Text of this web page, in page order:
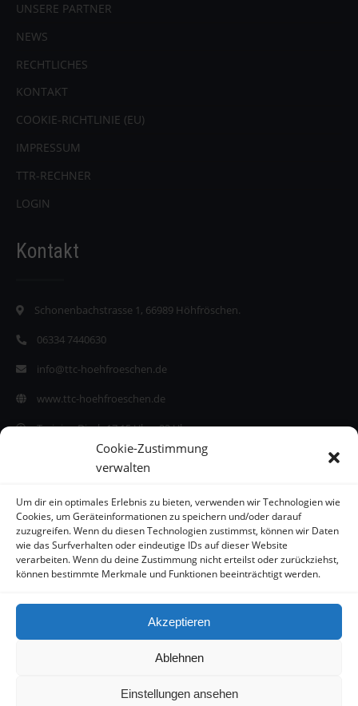
Cookie-Zustimmung
verwalten
Um dir ein optimales Erlebnis zu bieten, verwenden wir Technologien wie
Cookies, um Geräteinformationen zu speichern und/oder darauf
zuzugreifen. Wenn du diesen Technologien zustimmst, können wir Daten
wie das Surfverhalten oder eindeutige IDs auf dieser Website
verarbeiten. Wenn du deine Zustimmung nicht erteilst oder zurückziehst,
können bestimmte Merkmale und Funktionen beeinträchtigt werden.
Akzeptieren
Ablehnen
Einstellungen ansehen
UNSERE PARTNER
NEWS
RECHTLICHES
KONTAKT
COOKIE-RICHTLINIE (EU)
IMPRESSUM
TTR-RECHNER
LOGIN
Kontakt
Schonenbachstrasse 1, 66989 Höhfröschen.
06334 7440630
info@ttc-hoehfroeschen.de
www.ttc-hoehfroeschen.de
Training Di. ab 17:15 Uhr - 22 Uhr
Training Do. ab 17:30 Uhr - 22 Uhr